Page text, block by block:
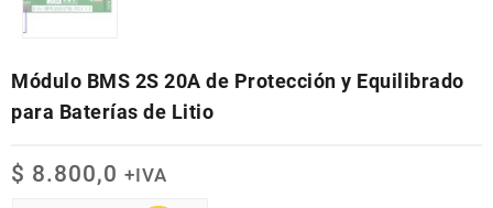
Módulo BMS 2S 20A de Protección y Equilibrado
para Baterías de Litio
$ 8.800,0 +IVA